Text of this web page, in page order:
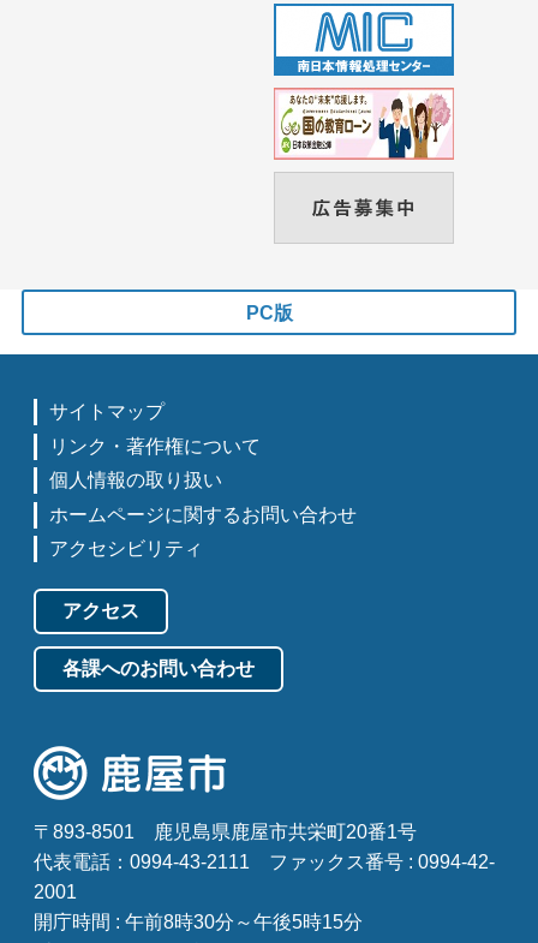
PC版
サイトマップ
リンク・著作権について
個人情報の取り扱い
ホームページに関するお問い合わせ
アクセシビリティ
アクセス
各課へのお問い合わせ
〒893-8501
鹿児島県鹿屋市共栄町20番1号
代表電話：0994-43-2111
ファックス番号 : 0994-42-
2001
開庁時間 : 午前8時30分～午後5時15分